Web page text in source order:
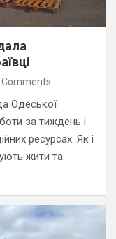
Comments
Одеської
за тиждень і
ресурсах. Як і
жити та